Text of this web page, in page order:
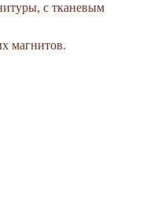
с тканевым
магнитов.